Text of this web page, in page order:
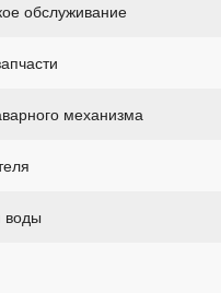
обслуживание
механизма
воды